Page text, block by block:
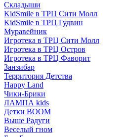
Складыши
KidSmile в ТРЦ Сити Молл
KidSmile в ТРЦ Гудвин
Муравейник
Игротека в ТРЦ Сити Молл
Игротека в ТРЦ Остров
Игротека в ТРЦ Фаворит
Занзибар
Территория Детства
Happy Land
Чики-Брики
ЛАМПА kids
Детки BOOM
Выше Радуги
Веселый гном